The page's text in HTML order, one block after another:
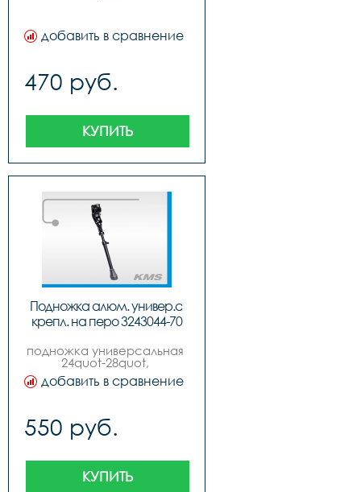
добавить в сравнение
470 руб.
КУПИТЬ
Подножка алюм. универ.с
крепл. на перо 3243044-70
подножка универсальная
24quot-28quot,
алюминиевая, под заднее
перо, телескопическая,
добавить в сравнение
550 руб.
КУПИТЬ